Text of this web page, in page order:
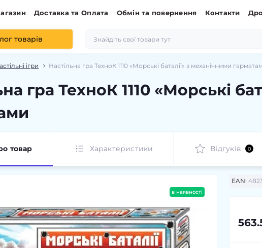
Доставка та Оплата Обмін та повернення Контакти
товарів
ігри Настільна гра ТехноК 1110 «Морські баталії» з механічними
гра ТехноК 1110 «Морські
товар Характеристики Відгуків 0
в наявності
EAN: